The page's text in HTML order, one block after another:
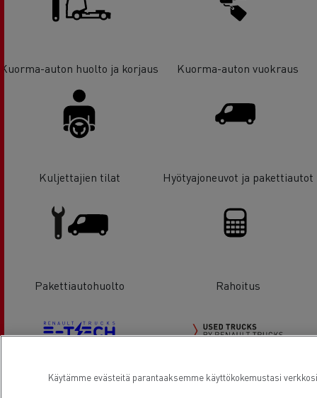
Kuorma-auton huolto ja korjaus Kuorma-auton vuokraus
Kuljettajien tilat Hyötyajoneuvot ja pakettiautot
Pakettiautohuolto Rahoitus
Käytämme evästeitä parantaaksemme käyttökokemustasi